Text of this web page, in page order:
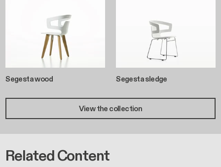
Segesta wood Segesta sledge
View the collection
Related Content